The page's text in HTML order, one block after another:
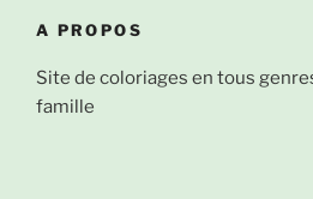
A PROPOS
Site de coloriages en tous
famille